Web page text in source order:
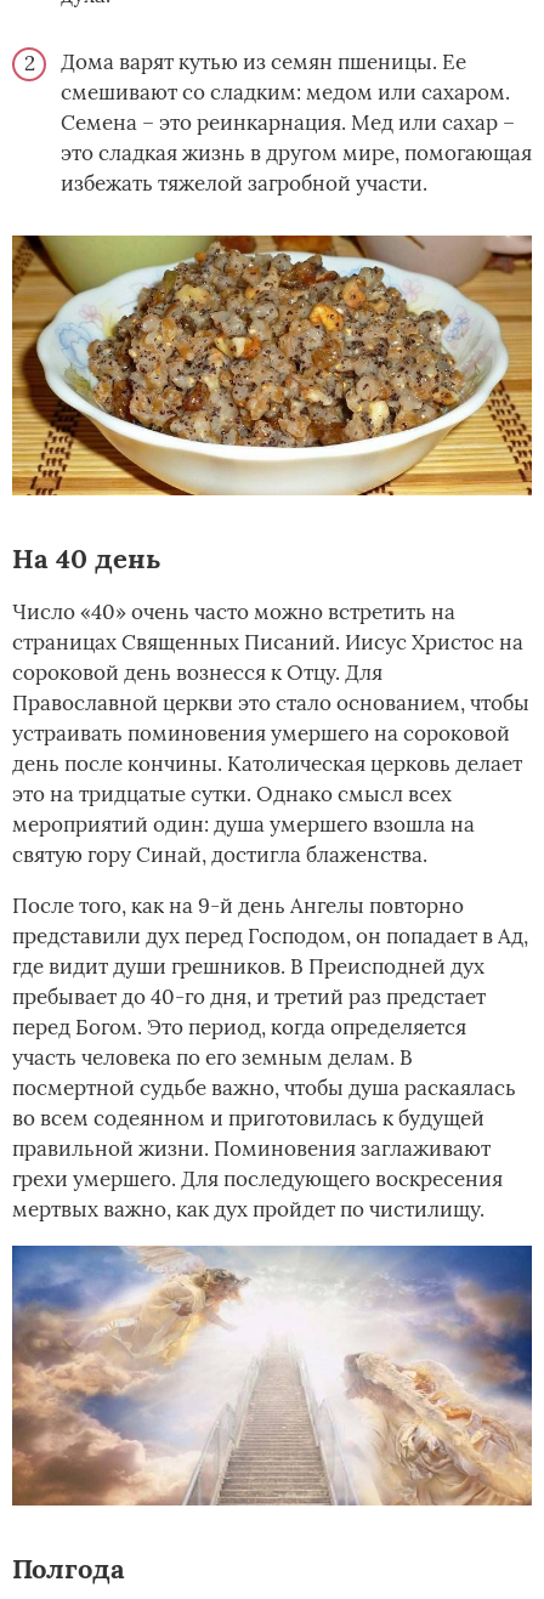
Дома варят кутью из семян пшеницы. Ее
смешивают со сладким: медом или сахаром.
Семена – это реинкарнация. Мед или сахар –
это сладкая жизнь в другом мире, помогающая
избежать тяжелой загробной участи.
На 40 день
Число «40» очень часто можно встретить на
страницах Священных Писаний. Иисус Христос на
сороковой день вознесся к Отцу. Для
Православной церкви это стало основанием, чтобы
устраивать поминовения умершего на сороковой
день после кончины. Католическая церковь делает
это на тридцатые сутки. Однако смысл всех
мероприятий один: душа умершего взошла на
святую гору Синай, достигла блаженства.
После того, как на 9-й день Ангелы повторно
представили дух перед Господом, он попадает в Ад,
где видит души грешников. В Преисподней дух
пребывает до 40-го дня, и третий раз предстает
перед Богом. Это период, когда определяется
участь человека по его земным делам. В
посмертной судьбе важно, чтобы душа раскаялась
во всем содеянном и приготовилась к будущей
правильной жизни. Поминовения заглаживают
грехи умершего. Для последующего воскресения
мертвых важно, как дух пройдет по чистилищу.
Полгода